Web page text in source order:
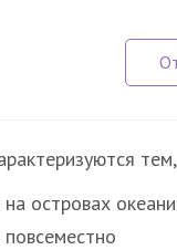
на островах